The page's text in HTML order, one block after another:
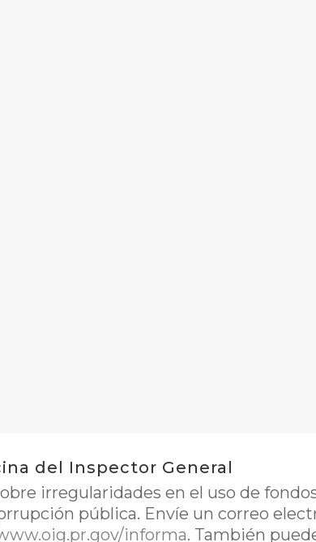
del Inspector General
irregularidades en el uso de
pública. Envíe un correo
informa. También